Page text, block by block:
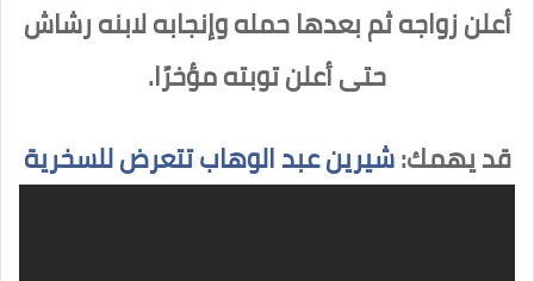
أعلن زواجه ثم بعدها حمله وإنجابه لابنه رشاش
حتى أعلن توبته مؤخرًا.
قد يهمك:شيرين عبد الوهاب تتعرض للسخرية